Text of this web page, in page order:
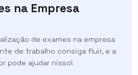
na Empresa
de exames na empresa
de trabalho consiga fluir, e a
pode ajudar nisso!